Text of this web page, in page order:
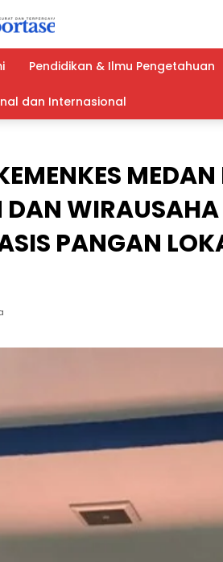
Pendidikan & Ilmu Pengetahuan
dan Internasional
DAN
PANGAN